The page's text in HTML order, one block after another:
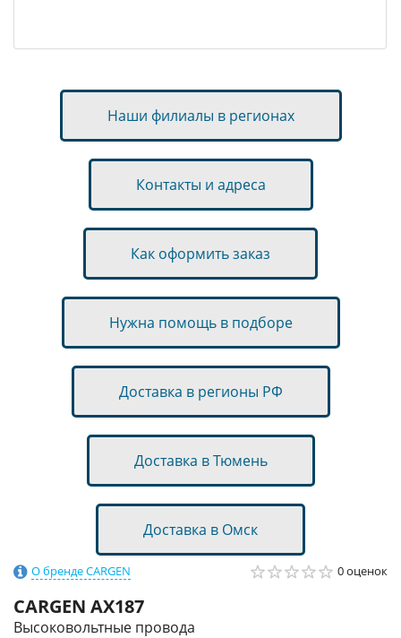
Наши филиалы в регионах
Контакты и адреса
Как оформить заказ
Нужна помощь в подборе
Доставка в регионы РФ
Доставка в Тюмень
Доставка в Омск
О бренде CARGEN 0 оценок
CARGEN AX187
Высоковольтные провода